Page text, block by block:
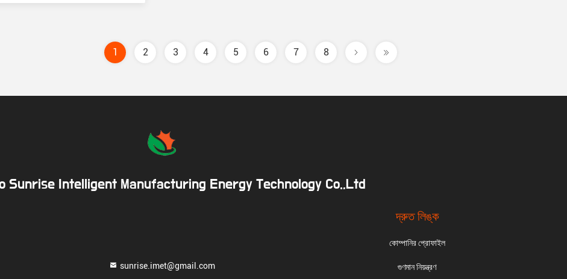
1 2 3 4 5 6 7 8
Sunrise Intelligent Manufacturing Energy Technology Co.,Ltd
sunrise.imet@gmail.com
দ্রুত লিঙ্ক
কোম্পানির প্রোফাইল
গুণমান নিয়ন্ত্রণ